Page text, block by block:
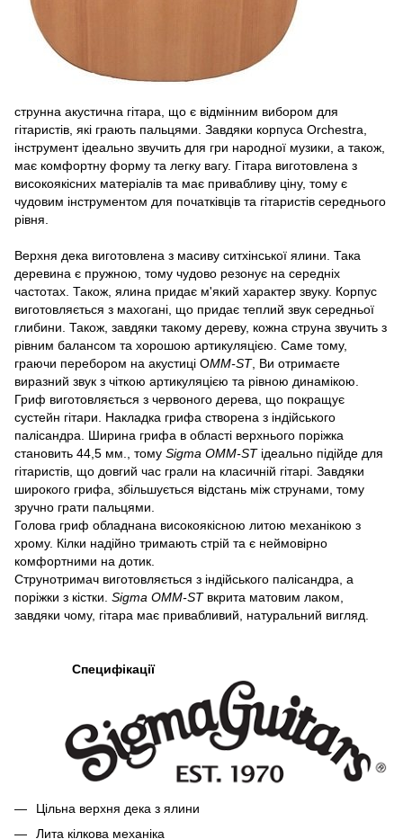
струнна акустична гітара, що є відмінним вибором для
гітаристів, які грають пальцями. Завдяки корпуса Orchestra,
інструмент ідеально звучить для гри народної музики, а також,
має комфортну форму та легку вагу. Гітара виготовлена з
високоякісних матеріалів та має привабливу ціну, тому є
чудовим інструментом для початківців та гітаристів середнього
рівня.
Верхня дека виготовлена з масиву ситхінської ялини. Така
деревина є пружною, тому чудово резонує на середніх
частотах. Також, ялина придає м'який характер звуку. Корпус
виготовляється з махогані, що придає теплий звук середньої
глибини. Також, завдяки такому дереву, кожна струна звучить з
рівним балансом та хорошою артикуляцією. Саме тому,
граючи перебором на акустиці OMM-ST, Ви отримаєте
виразний звук з чіткою артикуляцією та рівною динамікою.
Гриф виготовляється з червоного дерева, що покращує
сустейн гітари. Накладка грифа створена з індійського
палісандра. Ширина грифа в області верхнього поріжка
становить 44,5 мм., тому Sigma OMM-STідеально підійде для
гітаристів, що довгий час грали на класичній гітарі. Завдяки
широкого грифа, збільшується відстань між струнами, тому
зручно грати пальцями.
Голова гриф обладнана високоякісною литою механікою з
хрому. Кілки надійно тримають стрій та є неймовірно
комфортними на дотик.
Струнотримач виготовляється з індійського палісандра, а
поріжки з кістки. Sigma OMM-STвкрита матовим лаком,
завдяки чому, гітара має привабливий, натуральний вигляд.
Специфікації
Цільна верхня дека з ялини
Лита кілкова механіка